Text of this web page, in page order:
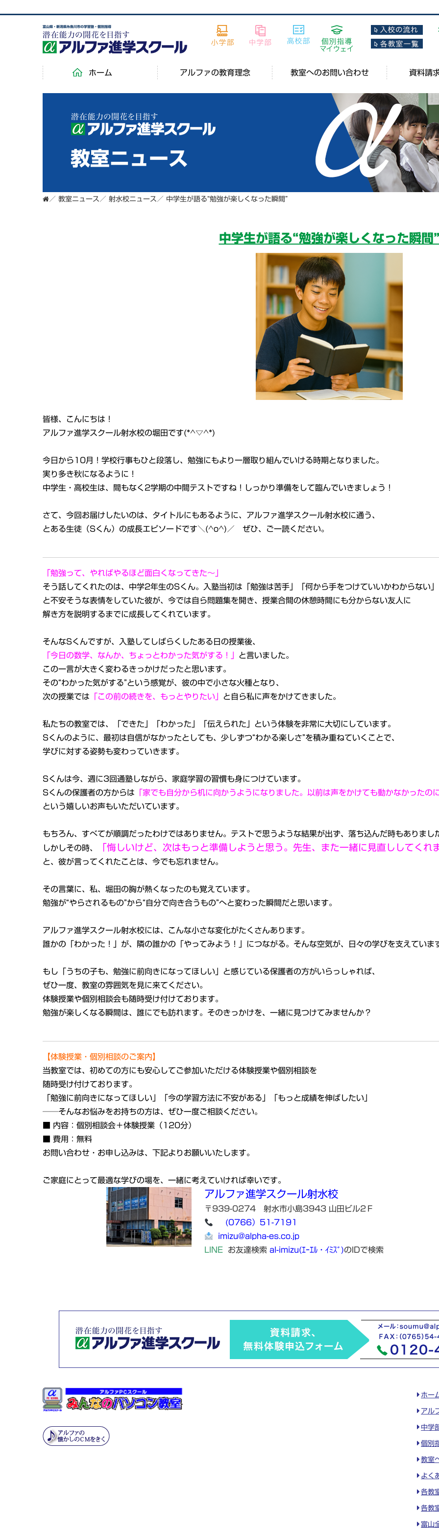
富山県・新潟県糸魚川市の学習塾・個別指導
ホーム アルファの教育理念 教室へのお問い合わせ 資料請
教室ニュース
／ 教室ニュース ／ 射水校ニュース ／ 中学生が語る“勉強が楽しくなった瞬間”
中学生が語る“勉強が楽しくなった瞬間
皆様、こんにちは！
アルファ進学スクール射水校の堀田です(*^▽^*)
今日から10月！学校行事もひと段落し、勉強にもより一層取り組んでいける時期となりました。
実り多き秋になるように！
中学生・高校生は、間もなく2学期の中間テストですね！しっかり準備をして臨んでいきましょう！
さて、今回お届けしたいのは、タイトルにもあるように、アルファ進学スクール射水校に通う、
とある生徒（Sくん）の成長エピソードです＼(^o^)／ ぜひ、ご一読ください。
「勉強って、やればやるほど面白くなってきた～」
そう話してくれたのは、中学2年生のSくん。入塾当初は「勉強は苦手」
「何から手をつけていいかわからない」
と不安そうな表情をしていた彼が、 今では自ら問題集を開き、授業合間の休憩時間にも分からない友人に
解き方を説明するまでに成長してくれています。
そんなSくんですが、入塾してしばらくしたある日の授業後、
「今日の数学、なんか、ちょっとわかった気がする！」 と言いました。
この一言が大きく変わるきっかけだったと思います。
その“わかった気がする”という感覚が、彼の中で小さな火種となり、
次の授業では 「この前の続きを、もっとやりたい」 と自ら私に声をかけてきました。
私たちの教室では、「できた」「わかった」「伝えられた」という体験を非常に大切にしています。
Sくんのように、最初は自信がなかったとしても、少しずつ“わかる楽しさ”を積み重ねていくことで、
学びに対する姿勢も変わっていきます。
Sくんは今、週に3回通塾しながら、家庭学習の習慣も身につけています。
Sくんの保護者の方からは 「家でも自分から机に向かうようになりました。
以前は声をかけても動かなかったの
という嬉しいお声もいただいています。
もちろん、すべてが順調だったわけではありません。テストで思うような結果が出ず、 落ち込んだ時もありまし
しかしその時、
「悔しいけど、次はもっと準備しようと思う。 先生、また一緒に見直ししてくれ
と、彼が言ってくれたことは、今でも忘れません。
その言葉に、私、堀田の胸が熱くなったのも覚えています。
勉強が“やらされるもの”から“自分で向き合うもの”へと変わった瞬間だと思います。
アルファ進学スクール射水校には、こんな小さな変化がたくさんあります。
誰かの「わかった！」が、隣の誰かの「やってみよう！」につながる。 そんな空気が、日々の学びを支えていま
もし「うちの子も、勉強に前向きになってほしい」と感じている保護者の方がいらっしゃれば、
ぜひ一度、教室の雰囲気を見に来てください。
体験授業や個別相談会も随時受け付けております。
勉強が楽しくなる瞬間は、誰にでも訪れます。そのきっかけを、一緒に見つけてみませんか？
【体験授業・個別相談のご案内】
当教室では、初めての方にも安心してご参加いただける体験授業や個別相談を
随時受け付けております。
「勉強に前向きになってほしい」「今の学習方法に不安がある」「もっと成績を伸ばしたい」
──そんなお悩みをお持ちの方は、ぜひ一度ご相談ください。
■ 内容：個別相談会＋体験授業（120分）
■ 費用：無料
お問い合わせ・お申し込みは、下記よりお願いいたします。
ご家庭にとって最適な学びの場を、一緒に考えていければ幸いです。
アルファ進学スクール射水校
〒939-0274 射水市小島3943 山田ビル2Ｆ
(0766）51-7191
imizu@alpha-es.co.jp
LINE お友達検索 al-imizu(ｴｰｴﾙ・ｲﾐｽﾞ)のIDで検索
ホー
アル
中学
個別
教室
よく
各教
各教
富山